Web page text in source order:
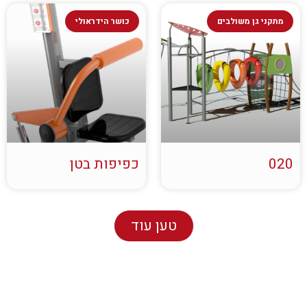
מתקני גן משולבים
020
כושר הידראולי
כפיפות בטן
טען עוד